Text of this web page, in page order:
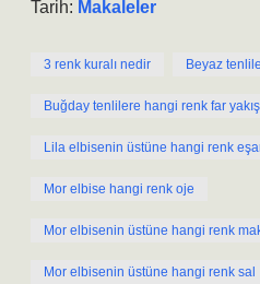
Tarih: Makaleler
3 renk kuralı nedir Beyaz
Buğday tenlilere hangi renk far
Lila elbisenin üstüne hangi renk
Mor elbise hangi renk oje
Mor elbisenin üstüne hangi renk
Mor elbisenin üstüne hangi renk sal